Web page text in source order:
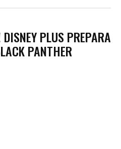
DISNEY PLUS PREPARA
PANTHER